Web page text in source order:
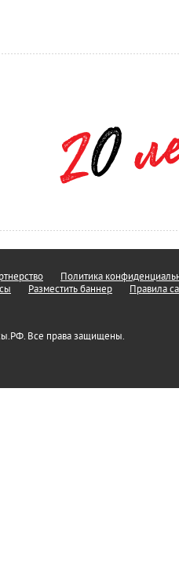
Политика
Разместить баннер Правила
Все права защищены.